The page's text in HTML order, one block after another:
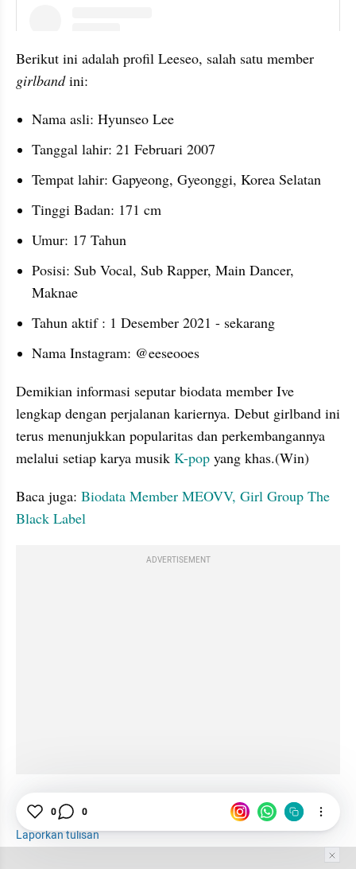
girlband ini:
Nama asli: Hyunseo Lee
Tanggal lahir: 21 Februari 2007
Tempat lahir: Gapyeong, Gyeonggi, Korea Selatan
Tinggi Badan: 171 cm
Umur: 17 Tahun
Posisi: Sub Vocal, Sub Rapper, Main Dancer,
Maknae
Tahun aktif : 1 Desember 2021 - sekarang
Nama Instagram: @eeseooes
Demikian informasi seputar biodata member Ive
lengkap dengan perjalanan kariernya. Debut girlband ini
terus menunjukkan popularitas dan perkembangannya
melalui setiap karya musik K-pop yang khas.(Win)
Baca juga: Biodata Member MEOVV, Girl Group The
Black Label
ADVERTISEMENT
Daerah Indepth
K-Pop
Laporkan tulisan
0 0